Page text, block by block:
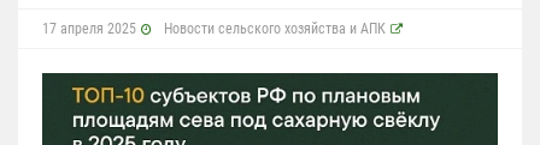
17 апреля 2025 Новости сельского хозяйства и АПК